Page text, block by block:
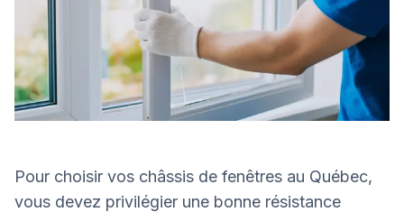
Pour choisir vos châssis de fenêtres au Québec,
vous devez privilégier une bonne résistance